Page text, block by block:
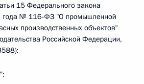
15 Федерального закона
года № 116-ФЗ "О промышленной
производственных объектов"
Российской Федерации,